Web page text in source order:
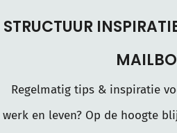
STRUCTUUR
Regelmatig tips & inspiratie
werk en leven? Op de hoogte